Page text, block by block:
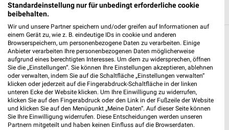
Weitere Kik Geschäfte mit Angeboten in und
um Sehnde
5 Geschäfte und Orte
Kik Angebote in Lehrte
Lehrte, Deutschland
Standardeinstellung nur für unbedingt erforderliche cookie
beibehalten.
Wir und unsere Partner speichern und/oder greifen auf Informationen auf
einem Gerät zu, wie z. B. eindeutige IDs in cookie und anderen
Browserspeichern, um personenbezogene Daten zu verarbeiten. Einige
Anbieter verarbeiten Ihre personenbezogenen Daten möglicherweise
aufgrund eines berechtigten Interesses. Um dem zu widersprechen, öffnen
Sie die „Einstellungen“. Sie können Ihre Einstellungen akzeptieren, ablehnen
oder verwalten, indem Sie auf die Schaltfläche „Einstellungen verwalten“
klicken oder jederzeit auf die Fingerabdruck-Schaltfläche in der linken
unteren Ecke der Website klicken. Um Ihre Einwilligung zu widerrufen,
klicken Sie auf den Fingerabdruck oder den Link in der Fußzeile der Website
und klicken Sie auf den Menüpunkt „Meine Daten“. Auf dieser Seite können
Sie Ihre Einwilligung widerrufen. Diese Entscheidungen werden unseren
Partnern mitgeteilt und haben keinen Einfluss auf die Browserdaten.